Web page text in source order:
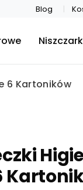
Blog
6 Kartoników